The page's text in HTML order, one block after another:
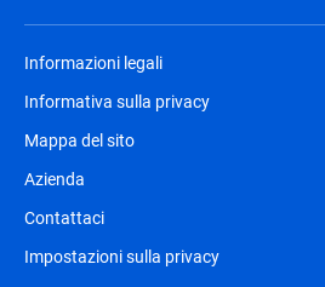
Informazioni legali
Informativa sulla privacy
Mappa del sito
Azienda
Contattaci
Impostazioni sulla privacy